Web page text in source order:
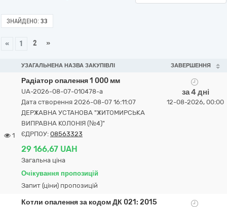
ЗНАЙДЕНО: 33
« 1 2 »
УЗАГАЛЬНЕНА НАЗВА ЗАКУПІВЛІ ЗАВЕРШЕННЯ
1
Радіатор опалення 1 000 мм
UA-2026-08-07-010478-a
Дата створення 2026-08-07 16:11:07
ДЕРЖАВНА УСТАНОВА "ЖИТОМИРСЬКА
ВИПРАВНА КОЛОНІЯ (№4)"
ЄДРПОУ: 08563323
29 166,67 UAH
Загальна ціна
Очікування пропозицій
Запит (ціни) пропозицій
за 4 дні
12-08-2026, 00:00
Котли опалення за кодом ДК 021: 2015